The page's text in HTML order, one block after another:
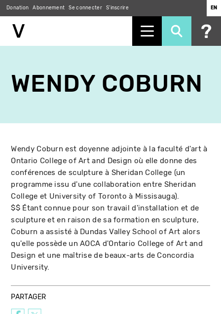
contenu
principal
Donation Abonnement Se connecter S'inscrire EN
WENDY COBURN
Wendy Coburn est doyenne adjointe à la faculté d'art à
Ontario College of Art and Design où elle donne des
conférences de sculpture à Sheridan College (un
programme issu d'une collaboration entre Sheridan
College et University of Toronto à Missisauga).
$$ Étant connue pour son travail d'installation et de
sculpture et en raison de sa formation en sculpture,
Coburn a assisté à Dundas Valley School of Art alors
qu'elle possède un AOCA d'Ontario College of Art and
Design et une maîtrise de beaux-arts de Concordia
University.
PARTAGER